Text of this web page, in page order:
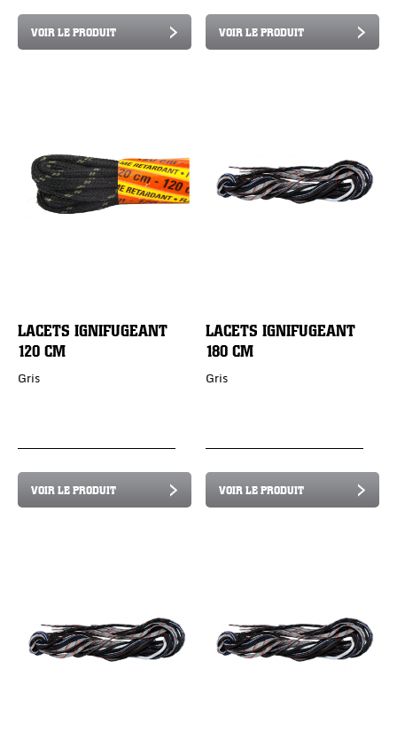
VOIR LE PRODUIT VOIR LE PRODUIT
LACETS IGNIFUGEANT
120 CM
Gris
VOIR LE PRODUIT
LACETS IGNIFUGEANT
180 CM
Gris
VOIR LE PRODUIT